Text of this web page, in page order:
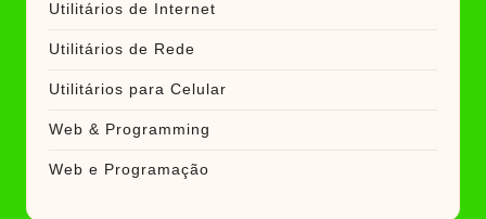
Utilitários de Internet
Utilitários de Rede
Utilitários para Celular
Web & Programming
Web e Programação